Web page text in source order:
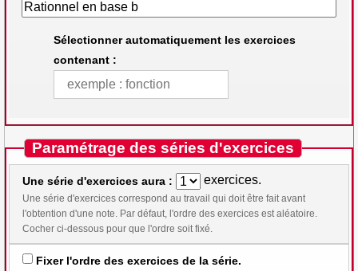
Sélectionner automatiquement les exercices
contenant :
Paramétrage des séries d'exercices
Une série d'exercices aura : exercices.
Une série d'exercices correspond au travail qui doit être fait avant
l'obtention d'une note. Par défaut, l'ordre des exercices est aléatoire.
Cocher ci-dessous pour que l'ordre soit fixé.
Fixer l'ordre des exercices de la série.